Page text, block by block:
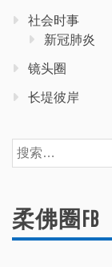
社会时事
新冠肺炎
镜头圈
长堤彼岸
搜
索：
柔佛圈FB